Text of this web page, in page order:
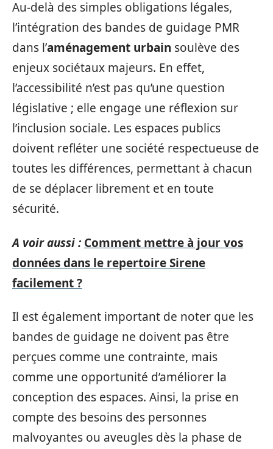
Au-delà des simples obligations légales,
l’intégration des bandes de guidage PMR
dans l’aménagement urbain soulève des
enjeux sociétaux majeurs. En effet,
l’accessibilité n’est pas qu’une question
législative ; elle engage une réflexion sur
l’inclusion sociale. Les espaces publics
doivent refléter une société respectueuse de
toutes les différences, permettant à chacun
de se déplacer librement et en toute
sécurité.
A voir aussi : Comment mettre à jour vos
données dans le repertoire Sirene
facilement ?
Il est également important de noter que les
bandes de guidage ne doivent pas être
perçues comme une contrainte, mais
comme une opportunité d’améliorer la
conception des espaces. Ainsi, la prise en
compte des besoins des personnes
malvoyantes ou aveugles dès la phase de